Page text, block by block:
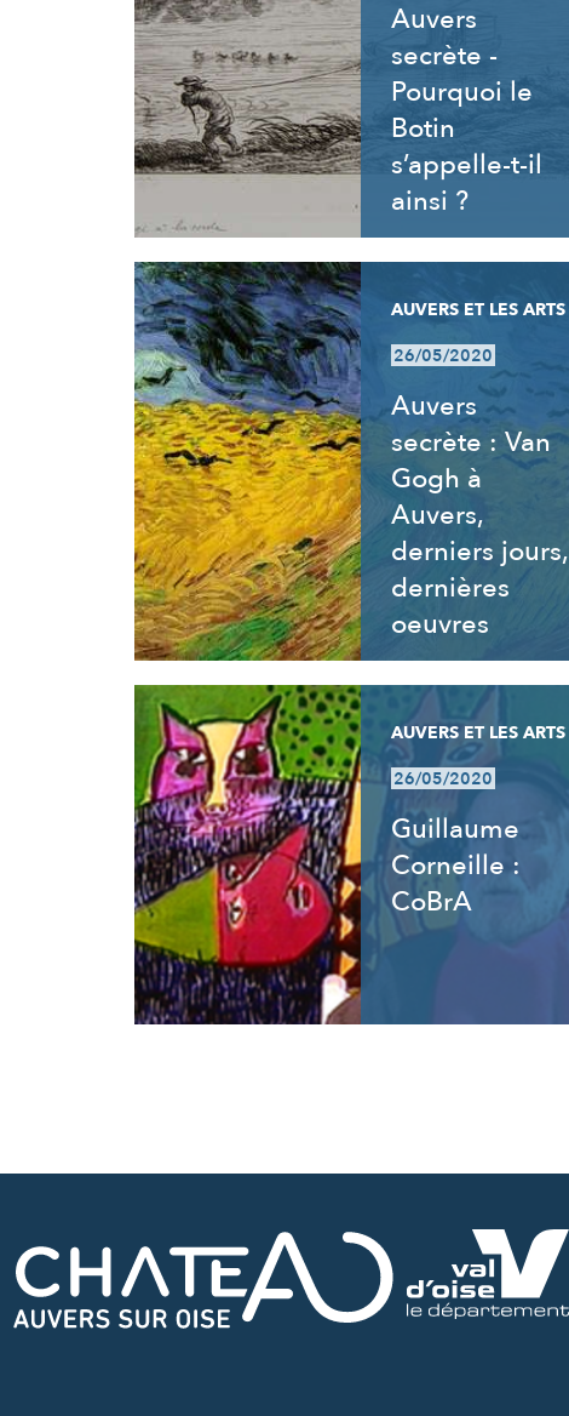
Auvers
secrète -
Pourquoi le
Botin
s’appelle-t-il
ainsi ?
AUVERS ET LES ARTS
26/05/2020
Auvers
secrète : Van
Gogh à
Auvers,
derniers jours,
dernières
oeuvres
AUVERS ET LES ARTS
26/05/2020
Guillaume
Corneille :
CoBrA